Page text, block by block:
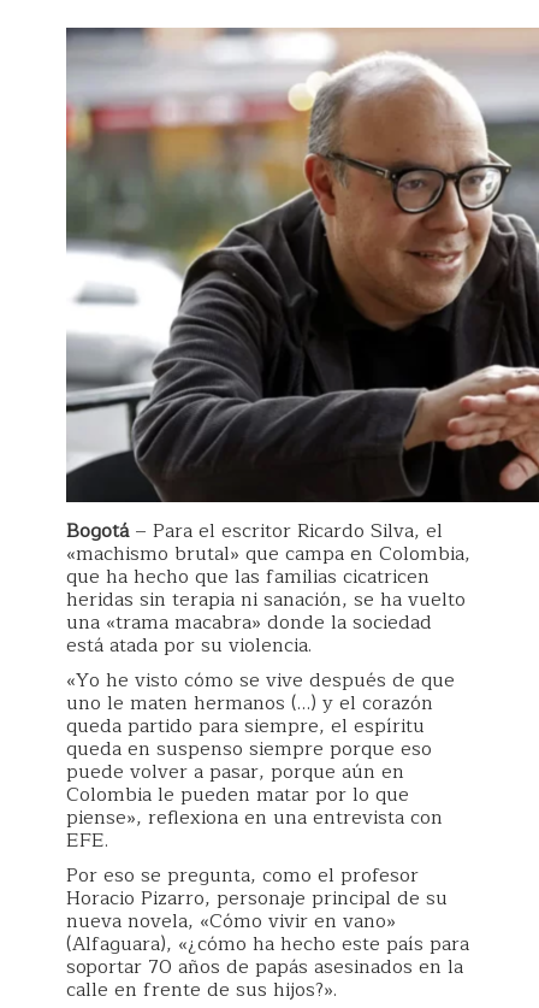
Bogotá– Para el escritor Ricardo Silva, el
«machismo brutal» que campa en Colombia,
que ha hecho que las familias cicatricen
heridas sin terapia ni sanación, se ha vuelto
una «trama macabra» donde la sociedad
está atada por su violencia.
«Yo he visto cómo se vive después de que
uno le maten hermanos (…) y el corazón
queda partido para siempre, el espíritu
queda en suspenso siempre porque eso
puede volver a pasar, porque aún en
Colombia le pueden matar por lo que
piense», reflexiona en una entrevista con
EFE.
Por eso se pregunta, como el profesor
Horacio Pizarro, personaje principal de su
nueva novela, «Cómo vivir en vano»
(Alfaguara), «¿cómo ha hecho este país para
soportar 70 años de papás asesinados en la
calle en frente de sus hijos?».